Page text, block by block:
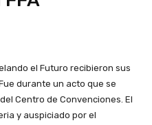
el Futuro recibieron sus
durante un acto que se
Centro de Convenciones. El
y auspiciado por el